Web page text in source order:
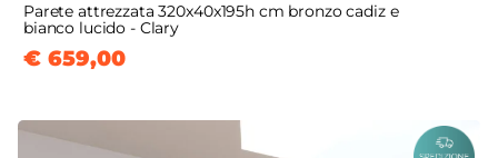
Parete attrezzata 320x40x195h cm bronzo cadiz e
bianco lucido - Clary
€ 659,00